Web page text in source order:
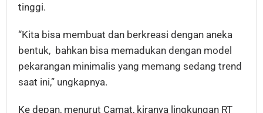
tinggi.
“Kita bisa membuat dan berkreasi dengan aneka
bentuk, bahkan bisa memadukan dengan model
pekarangan minimalis yang memang sedang trend
saat ini,” ungkapnya.
Ke depan, menurut Camat, kiranya lingkungan RT